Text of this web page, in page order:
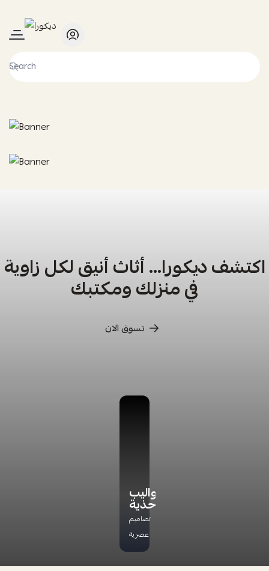
ديكورا
اكتشف ديكورا… أثاث أنيق لكل زاوية
في منزلك ومكتبك
تسوق الان
دواليب
أحذية
تصاميم
عصرية